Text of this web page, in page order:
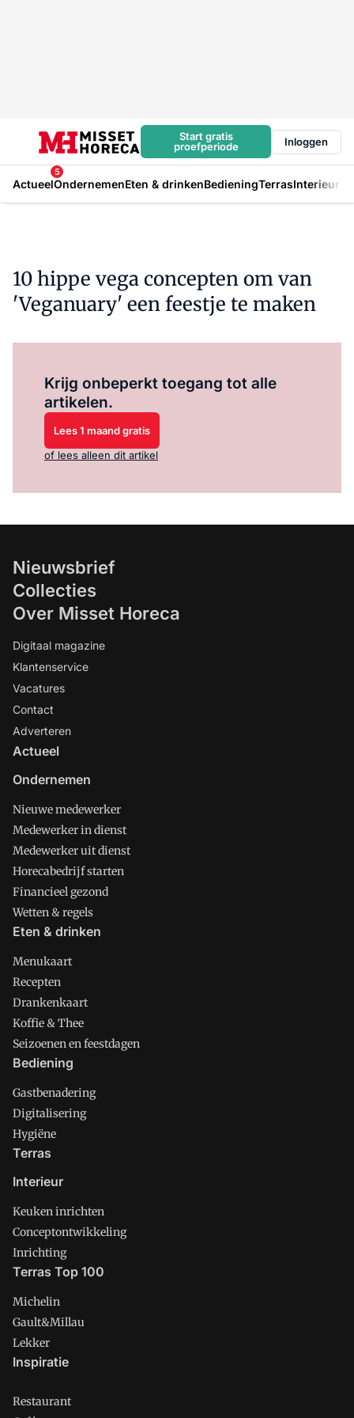
Start gratis
proefperiode
Inloggen
Actueel
5
OndernemenEten & drinkenBedieningTerrasInterieur
10 hippe vega concepten om van
'Veganuary' een feestje te maken
Krijg onbeperkt toegang tot alle
artikelen.
Lees 1 maand gratis
of lees alleen dit artikel
Nieuwsbrief
Collecties
Over Misset Horeca
Digitaal magazine
Klantenservice
Vacatures
Contact
Adverteren
Actueel
Ondernemen
Nieuwe medewerker
Medewerker in dienst
Medewerker uit dienst
Horecabedrijf starten
Financieel gezond
Wetten & regels
Eten & drinken
Menukaart
Recepten
Drankenkaart
Koffie & Thee
Seizoenen en feestdagen
Bediening
Gastbenadering
Digitalisering
Hygiëne
Terras
Interieur
Keuken inrichten
Conceptontwikkeling
Inrichting
Terras Top 100
Michelin
Gault&Millau
Lekker
Inspiratie
Restaurant